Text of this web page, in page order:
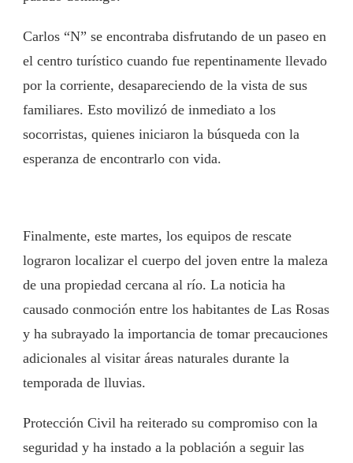
Carlos “N” se encontraba disfrutando de un paseo en
el centro turístico cuando fue repentinamente llevado
por la corriente, desapareciendo de la vista de sus
familiares. Esto movilizó de inmediato a los
socorristas, quienes iniciaron la búsqueda con la
esperanza de encontrarlo con vida.
Finalmente, este martes, los equipos de rescate
lograron localizar el cuerpo del joven entre la maleza
de una propiedad cercana al río. La noticia ha
causado conmoción entre los habitantes de Las Rosas
y ha subrayado la importancia de tomar precauciones
adicionales al visitar áreas naturales durante la
temporada de lluvias.
Protección Civil ha reiterado su compromiso con la
seguridad y ha instado a la población a seguir las